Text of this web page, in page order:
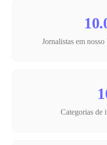
Jornalistas em
Categorias de